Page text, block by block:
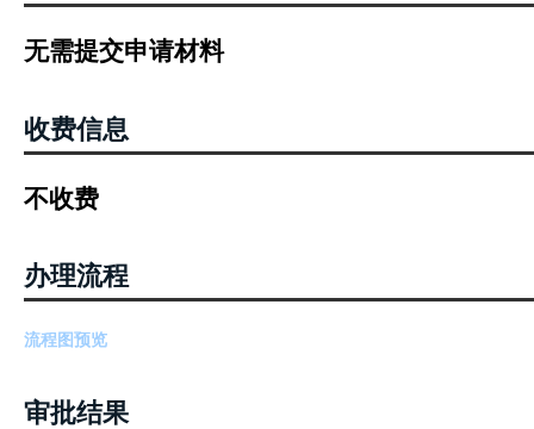
无需提交申请材料
收费信息
不收费
办理流程
流程图预览
审批结果